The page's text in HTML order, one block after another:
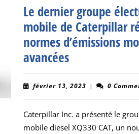
Le dernier groupe
mobile de Caterpillar
normes d’émissions
avancéesLe
dernier
groupe
électrogène
mobile
février 13, 2023 février
| 0
Caterpillar Inc. a présenté le
mobile diesel XQ330 CAT, un